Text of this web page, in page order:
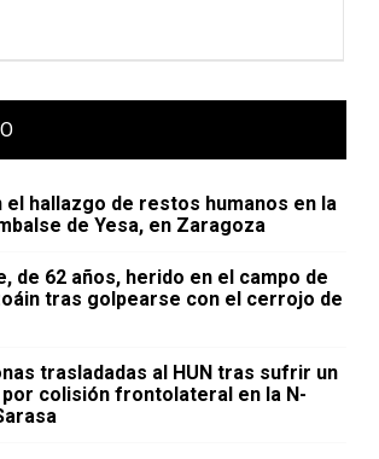
el hallazgo de restos humanos en la
de Yesa, en Zaragoza
de 62 años, herido en el campo de
tras golpearse con el cerrojo de
trasladadas al HUN tras sufrir un
colisión frontolateral en la N-